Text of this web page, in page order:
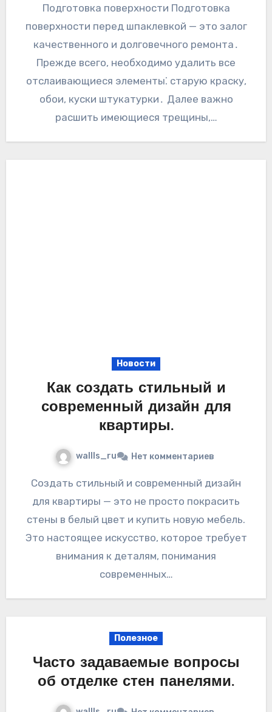
Подготовка поверхности Подготовка
поверхности перед шпаклевкой — это залог
качественного и долговечного ремонта․
Прежде всего, необходимо удалить все
отслаивающиеся элементы⁚ старую краску,
обои, куски штукатурки․ Далее важно
расшить имеющиеся трещины,…
Новости
Как создать стильный и
современный дизайн для
квартиры.
wallls_ru Нет комментариев
Создать стильный и современный дизайн
для квартиры — это не просто покрасить
стены в белый цвет и купить новую мебель.
Это настоящее искусство, которое требует
внимания к деталям, понимания
современных…
Полезное
Часто задаваемые вопросы
об отделке стен панелями.